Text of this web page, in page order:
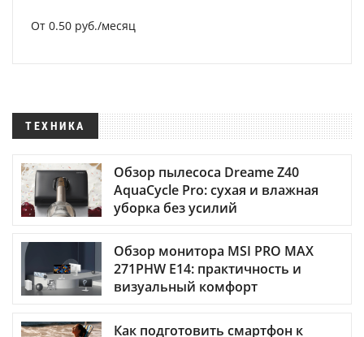
От 0.50 руб./месяц
ТЕХНИКА
Обзор пылесоса Dreame Z40
AquaCycle Pro: сухая и влажная
уборка без усилий
Обзор монитора MSI PRO MAX
271PHW E14: практичность и
визуальный комфорт
Как подготовить смартфон к